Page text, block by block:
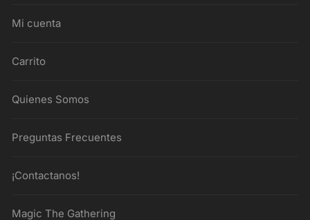
Mi cuenta
Carrito
Quienes Somos
Preguntas Frecuentes
¡Contactanos!
Magic The Gathering